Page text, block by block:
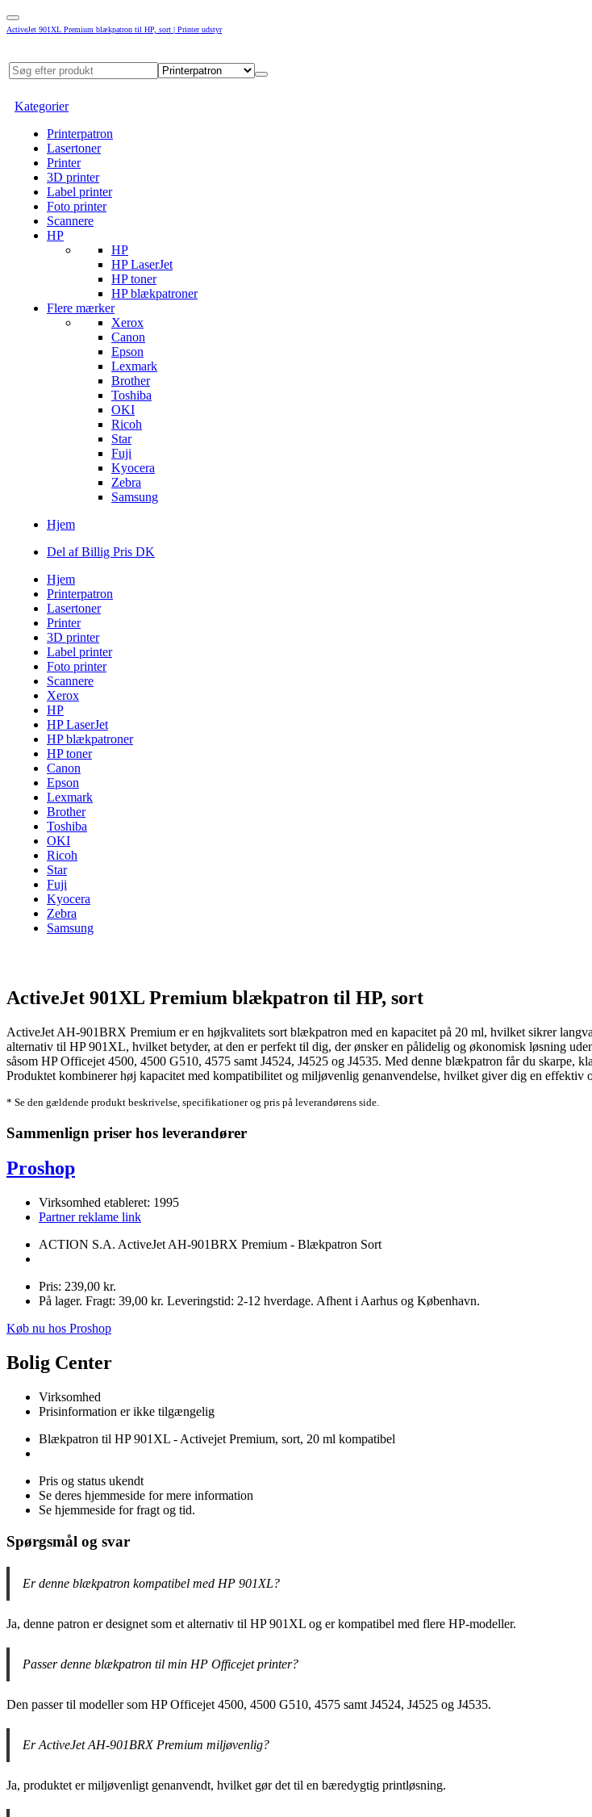
ActiveJet 901XL Premium blækpatron til HP, sort | Printer udstyr
Kategorier
Printerpatron
Lasertoner
Printer
3D printer
Label printer
Foto printer
Scannere
HP
HP
HP LaserJet
HP toner
HP blækpatroner
Flere mærker
Xerox
Canon
Epson
Lexmark
Brother
Toshiba
OKI
Ricoh
Star
Fuji
Kyocera
Zebra
Samsung
Hjem
Del af Billig Pris DK
Hjem
Printerpatron
Lasertoner
Printer
3D printer
Label printer
Foto printer
Scannere
Xerox
HP
HP LaserJet
HP blækpatroner
HP toner
Canon
Epson
Lexmark
Brother
Toshiba
OKI
Ricoh
Star
Fuji
Kyocera
Zebra
Samsung
ActiveJet 901XL Premium blækpatron til HP, sort
ActiveJet AH-901BRX Premium er en højkvalitets sort blækpatron med en kapacitet på 20 ml, hvilket sikrer
alternativ til HP 901XL, hvilket betyder, at den er perfekt til dig, der ønsker en pålidelig og økonomisk løsning
såsom HP Officejet 4500, 4500 G510, 4575 samt J4524, J4525 og J4535. Med denne blækpatron får du skarpe,
Produktet kombinerer høj kapacitet med kompatibilitet og miljøvenlig genanvendelse, hvilket giver dig en effektiv
* Se den gældende produkt beskrivelse, specifikationer og pris på leverandørens side.
Sammenlign priser hos leverandører
Proshop
Virksomhed etableret: 1995
Partner reklame link
ACTION S.A. ActiveJet AH-901BRX Premium - Blækpatron Sort
Pris: 239,00 kr.
På lager. Fragt: 39,00 kr. Leveringstid: 2-12 hverdage. Afhent i Aarhus og København.
Køb nu hos Proshop
Bolig Center
Virksomhed
Prisinformation er ikke tilgængelig
Blækpatron til HP 901XL - Activejet Premium, sort, 20 ml kompatibel
Pris og status ukendt
Se deres hjemmeside for mere information
Se hjemmeside for fragt og tid.
Spørgsmål og svar
Er denne blækpatron kompatibel med HP 901XL?
Ja, denne patron er designet som et alternativ til HP 901XL og er kompatibel med flere HP-modeller.
Passer denne blækpatron til min HP Officejet printer?
Den passer til modeller som HP Officejet 4500, 4500 G510, 4575 samt J4524, J4525 og J4535.
Er ActiveJet AH-901BRX Premium miljøvenlig?
Ja, produktet er miljøvenligt genanvendt, hvilket gør det til en bæredygtig printløsning.